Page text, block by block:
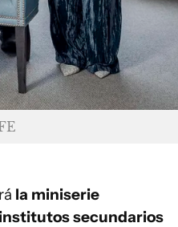
la miniserie
secundarios